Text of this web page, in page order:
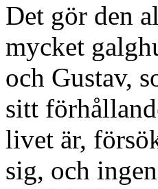
Det gör den
mycket
och Gustav,
sitt
livet är,
sig, och